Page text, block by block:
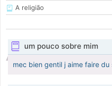
A religião
um pouco sobre mim
mec bien gentil j aime faire